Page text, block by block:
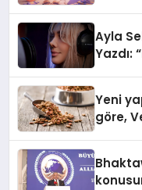
Ayla
Yazdı:
Yeni
göre,